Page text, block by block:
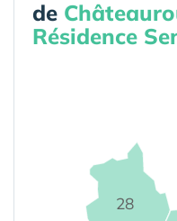
de
Résidence
28